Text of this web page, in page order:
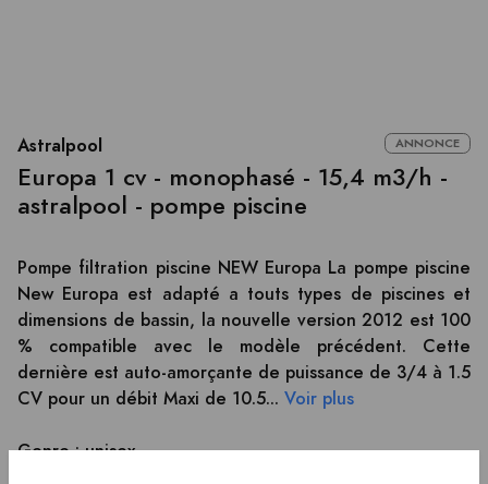
Astralpool ANNONCE
Europa 1 cv - monophasé - 15,4 m3/h -
astralpool - pompe piscine
Pompe filtration piscine NEW Europa La pompe piscine
New Europa est adapté a touts types de piscines et
dimensions de bassin, la nouvelle version 2012 est 100
% compatible avec le modèle précédent. Cette
dernière est auto-amorçante de puissance de 3/4 à 1.5
CV pour un débit Maxi de 10.5... Voir plus
Genre : unisex